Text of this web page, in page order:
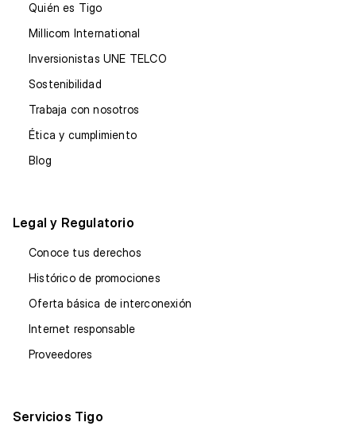
Quién es Tigo
Millicom International
Inversionistas UNE TELCO
Sostenibilidad
Trabaja con nosotros
Ética y cumplimiento
Blog
Legal y Regulatorio
Conoce tus derechos
Histórico de promociones
Oferta básica de interconexión
Internet responsable
Proveedores
Servicios Tigo